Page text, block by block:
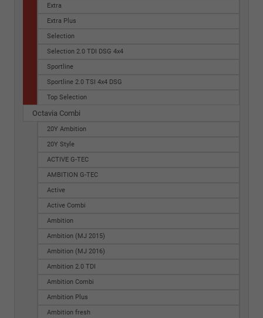
Extra
Extra Plus
Selection
Selection 2.0 TDI DSG 4x4
Sportline
Sportline 2.0 TSI 4x4 DSG
Top Selection
Octavia Combi
20Y Ambition
20Y Style
ACTIVE G-TEC
AMBITION G-TEC
Active
Active Combi
Ambition
Ambition (MJ 2015)
Ambition (MJ 2016)
Ambition 2.0 TDI
Ambition Combi
Ambition Plus
Ambition fresh